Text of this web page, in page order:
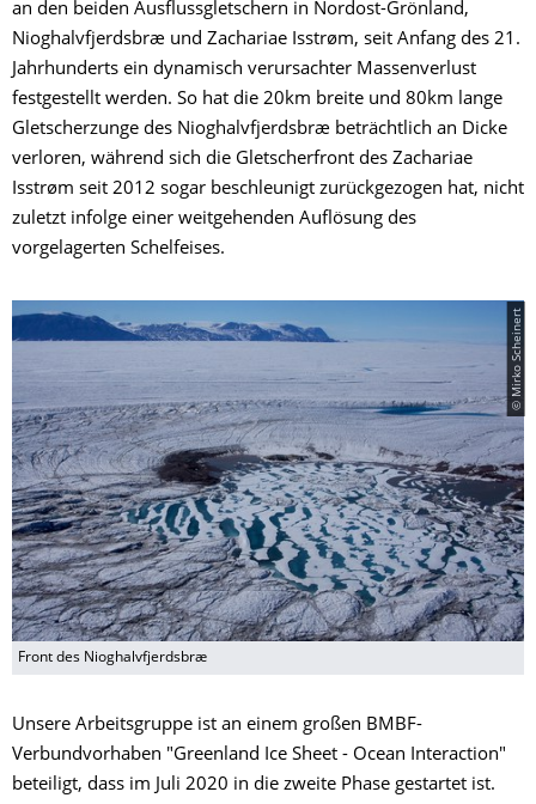
an den beiden Ausflussgletschern in Nordost-Grönland,
Nioghalvfjerdsbræ und Zachariae Isstrøm, seit Anfang des 21.
Jahrhunderts ein dynamisch verursachter Massenverlust
festgestellt werden. So hat die 20km breite und 80km lange
Gletscherzunge des Nioghalvfjerdsbræ beträchtlich an Dicke
verloren, während sich die Gletscherfront des Zachariae
Isstrøm seit 2012 sogar beschleunigt zurückgezogen hat, nicht
zuletzt infolge einer weitgehenden Auflösung des
vorgelagerten Schelfeises.
© Mirko Scheinert
Front des Nioghalvfjerdsbræ
Unsere Arbeitsgruppe ist an einem großen BMBF-
Verbundvorhaben "Greenland Ice Sheet - Ocean Interaction"
beteiligt, dass im Juli 2020 in die zweite Phase gestartet ist.